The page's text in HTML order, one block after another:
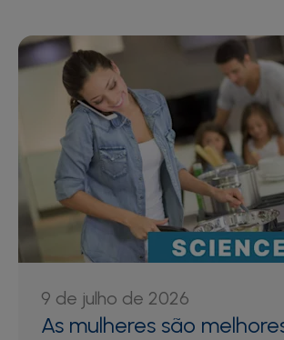
9 de julho de 2026
As mulheres são